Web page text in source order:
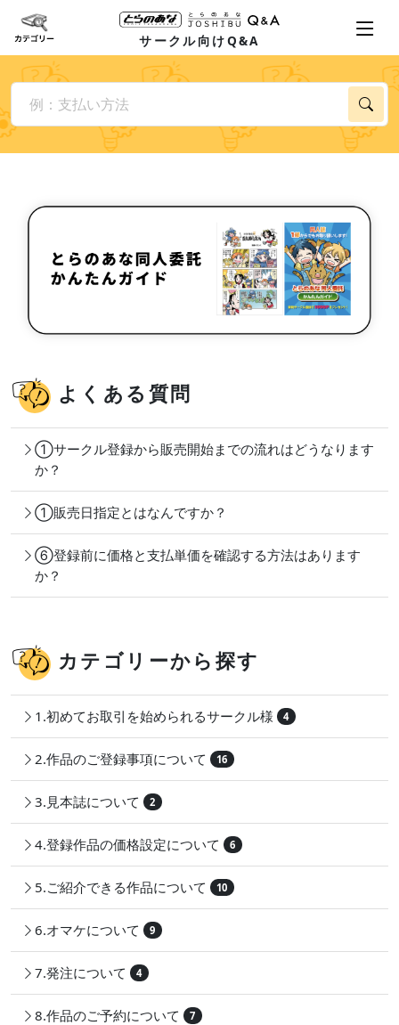
サークル向けQ&A
よくある質問
①サークル登録から販売開始までの流れはどうなります
か？
①販売日指定とはなんですか？
⑥登録前に価格と支払単価を確認する方法はあります
か？
カテゴリーから探す
1.初めてお取引を始められるサークル様 4
2.作品のご登録事項について 16
3.見本誌について 2
4.登録作品の価格設定について 6
5.ご紹介できる作品について 10
6.オマケについて 9
7.発注について 4
8.作品のご予約について 7